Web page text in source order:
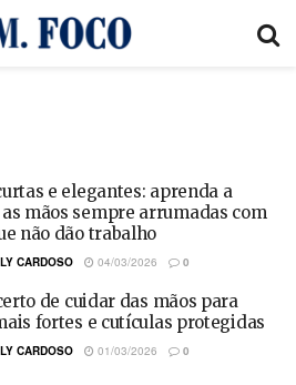
e elegantes: aprenda a
mãos sempre arrumadas com
não dão trabalho
CARDOSO 04/03/2026 0
de cuidar das mãos para
fortes e cutículas protegidas
CARDOSO 01/03/2026 0